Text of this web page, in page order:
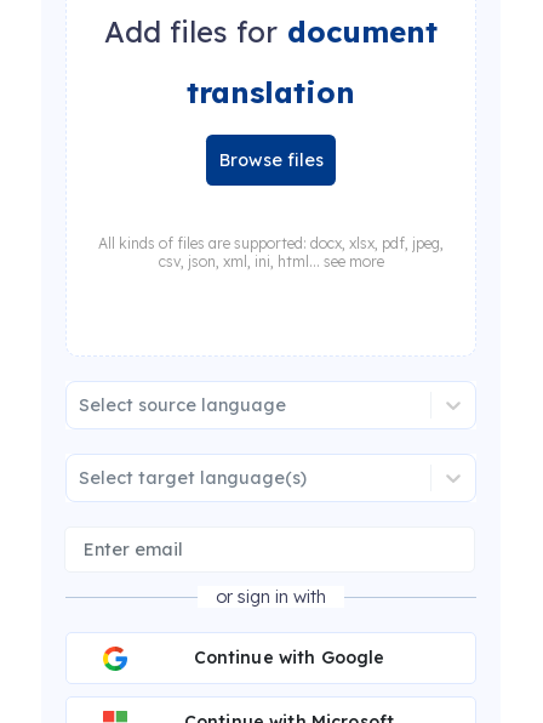
Add files for document
translation
Browse files
All kinds of files are supported: docx, xlsx, pdf, jpeg,
csv, json, xml, ini, html... see more
Select source language
Select target language(s)
or sign in with
Continue with Google